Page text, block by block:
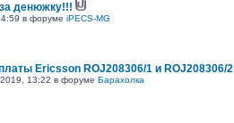
денюжку!!!
в форуме iPECS-MG
Ericsson ROJ208306/1 и ROJ208306/2
13:22 в форуме Барахолка